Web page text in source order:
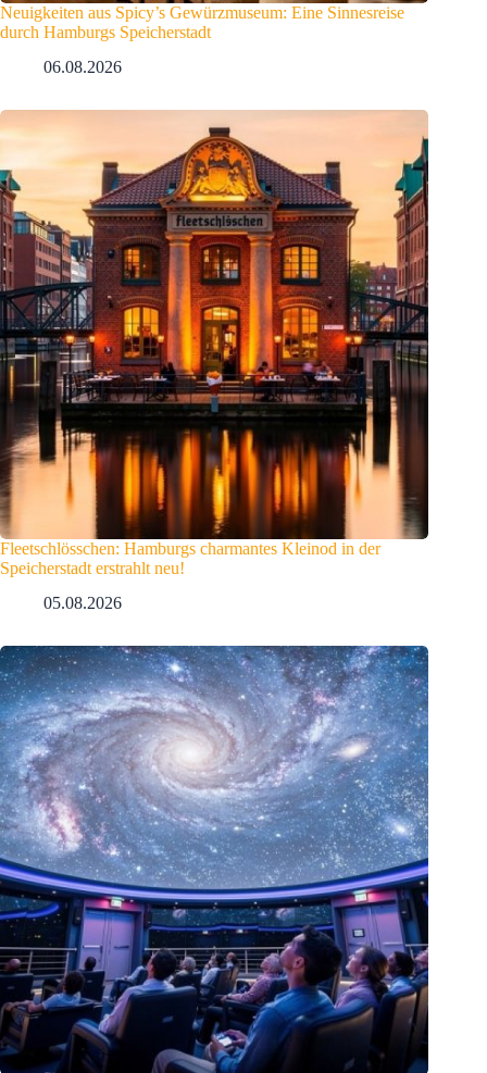
Neuigkeiten aus Spicy’s Gewürzmuseum: Eine Sinnesreise
durch Hamburgs Speicherstadt
06.08.2026
Fleetschlösschen: Hamburgs charmantes Kleinod in der
Speicherstadt erstrahlt neu!
05.08.2026